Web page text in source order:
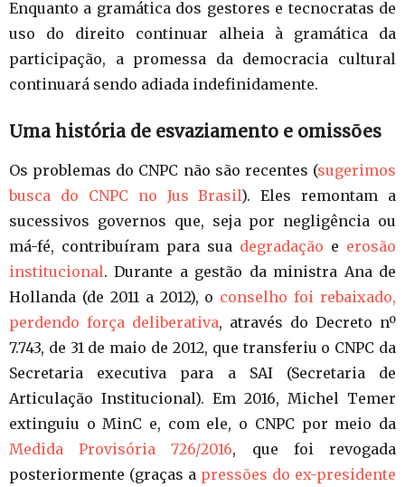
Enquanto a gramática dos gestores e tecnocratas de
uso do direito continuar alheia à gramática da
participação, a promessa da democracia cultural
continuará sendo adiada indefinidamente.
Uma história de esvaziamento e omissões
Os problemas do CNPC não são recentes (sugerimos
busca do CNPC no Jus Brasil). Eles remontam a
sucessivos governos que, seja por negligência ou
má-fé, contribuíram para sua degradação e erosão
institucional. Durante a gestão da ministra Ana de
Hollanda (de 2011 a 2012), o conselho foi rebaixado,
perdendo força deliberativa, através do Decreto nº
7.743, de 31 de maio de 2012, que transferiu o CNPC da
Secretaria executiva para a SAI (Secretaria de
Articulação Institucional). Em 2016, Michel Temer
extinguiu o MinC e, com ele, o CNPC por meio da
Medida Provisória 726/2016, que foi revogada
posteriormente (graças a pressões do ex-presidente